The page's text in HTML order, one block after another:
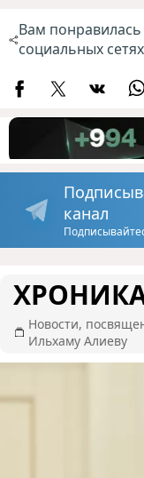
Вам
социальных сетях
канал
Новости,
Ильхаму Алиеву